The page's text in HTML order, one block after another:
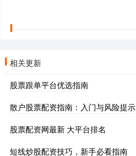
相关更新
股票跟单平台优选指南
散户股票配资指南：入门与风险提示
股票配资网最新 大平台排名
短线炒股配资技巧，新手必看指南